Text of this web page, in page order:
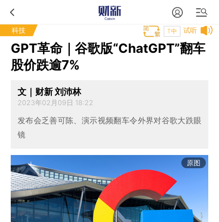
科技 试听
T中
GPT革命｜谷歌版“ChatGPT”翻车
股价跌逾7%
文｜财新 刘沛林
2023年02月09日 18:22
发布会乏善可陈、演示视频翻车令外界对谷歌大跌眼
镜
原图